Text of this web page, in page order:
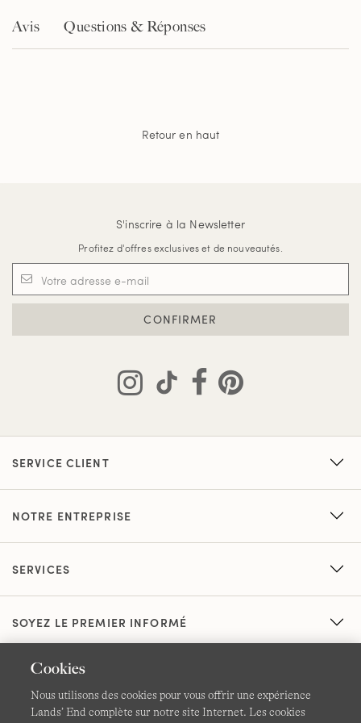
Avis Questions & Réponses
Retour en haut
S'inscrire à la Newsletter
Profitez d'offres exclusives et de nouveautés.
CONFIRMER
SERVICE CLIENT
NOTRE ENTREPRISE
SERVICES
SOYEZ LE PREMIER INFORMÉ
Cookies
Nous utilisons des cookies pour vous offrir une expérience
Lands’ End complète sur notre site Internet. Les cookies